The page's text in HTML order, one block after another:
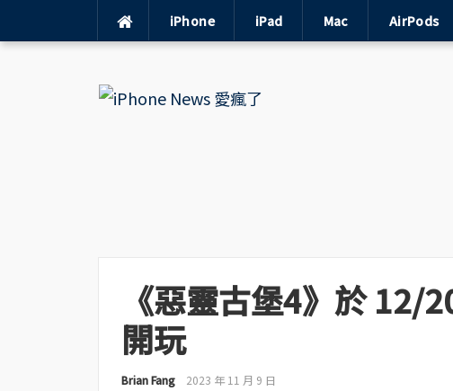
iPhone iPad Mac AirPods
《惡靈古堡4》於 12/
開玩
Brian Fang 2023 年 11 月 9 日